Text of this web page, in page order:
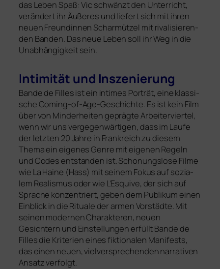
das Leben Spaß: Vic schwänzt den Unterricht,
ver­än­dert ihr Äußeres und lie­fert sich mit ihren
neu­en Freundinnen Scharmützel mit riva­li­sie­ren­
den Banden. Das neue Leben soll ihr Weg in die
Unabhängigkeit sein.
Intimität und Inszenierung
Bande de Filles ist ein inti­mes Porträt, eine klas­si­
sche Coming-of-Age-Geschichte. Es ist kein Film
über von Minderheiten gepräg­te Arbeiterviertel,
wenn wir uns ver­ge­gen­wär­ti­gen, dass im Laufe
der letz­ten 20 Jahre in Frankreich zu die­sem
Thema ein eige­nes Genre mit eige­nen Regeln
und Codes ent­stan­den ist. Schonungslose Filme
wie La Haine (Hass) mit sei­nem Fokus auf sozia­
lem Rea­lismus oder wie L’Esquive, der sich auf
Sprache konzen­triert, geben dem Pu­blikum einen
Einblick in die Rituale der armen Vorstädte. Mit
sei­nen moder­nen Charakteren, neu­en
Gesichtern und Einstellungen erfüllt Bande de
Filles die Kri­terien eines fik­tio­na­len Manifests,
das einen neu­en, vielver­sprechenden nar­rativen
Ansatz verfolgt.